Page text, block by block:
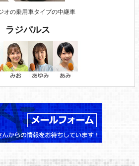
オの乗用車タイプの中継車
ラジパルス